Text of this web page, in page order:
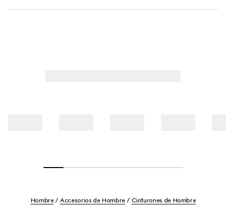
Hombre Accesorios de Hombre Cinturones de Hombre